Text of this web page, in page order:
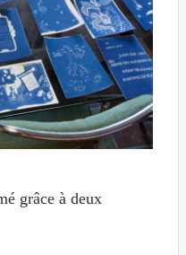
grâce à deux